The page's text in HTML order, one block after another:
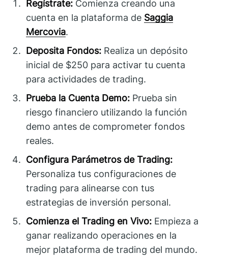
Regístrate: Comienza creando una
cuenta en la plataforma de Saggia
Mercovia.
Deposita Fondos: Realiza un depósito
inicial de $250 para activar tu cuenta
para actividades de trading.
Prueba la Cuenta Demo: Prueba sin
riesgo financiero utilizando la función
demo antes de comprometer fondos
reales.
Configura Parámetros de Trading:
Personaliza tus configuraciones de
trading para alinearse con tus
estrategias de inversión personal.
Comienza el Trading en Vivo: Empieza a
ganar realizando operaciones en la
mejor plataforma de trading del mundo.